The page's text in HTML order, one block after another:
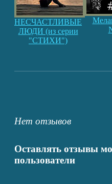
НЕСЧАСТЛИВЫЕ
ЛЮДИ (из серии
"СТИХИ")
Нет отзывов
Оставлять отзывы
пользователи